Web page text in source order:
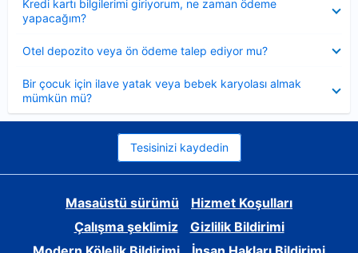
Kredi kartı bilgilerimi giriyorum, ne zaman ödeme
yapacağım?
Otel depozito veya ön ödeme talep ediyor mu?
Bir çocuk için ilave yatak veya bebek karyolası almak
mümkün mü?
Tesisinizi kaydedin
Masaüstü sürümü
Hizmet Koşulları
Çalışma şeklimiz
Gizlilik Bildirimi